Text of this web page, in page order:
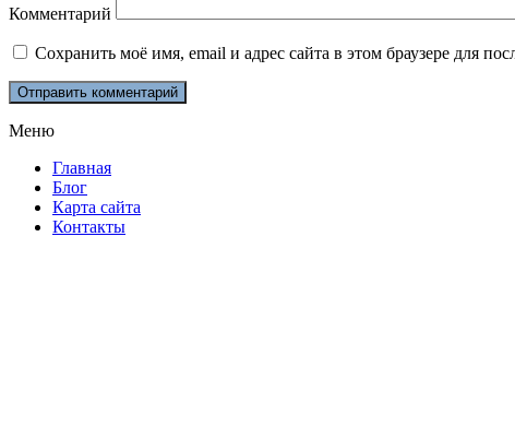
Комментарий
Сохранить моё имя, email и адрес сайта в этом браузере для
Меню
Главная
Блог
Карта сайта
Контакты